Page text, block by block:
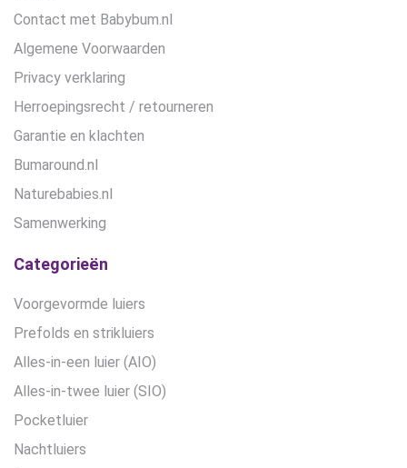
Contact met Babybum.nl
Algemene Voorwaarden
Privacy verklaring
Herroepingsrecht / retourneren
Garantie en klachten
Bumaround.nl
Naturebabies.nl
Samenwerking
Categorieën
Voorgevormde luiers
Prefolds en strikluiers
Alles-in-een luier (AIO)
Alles-in-twee luier (SIO)
Pocketluier
Nachtluiers